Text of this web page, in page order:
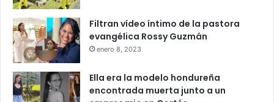
Filtran vídeo íntimo de la pastora
evangélica Rossy Guzmán
enero 8, 2023
Ella era la modelo hondureña
encontrada muerta junto a un